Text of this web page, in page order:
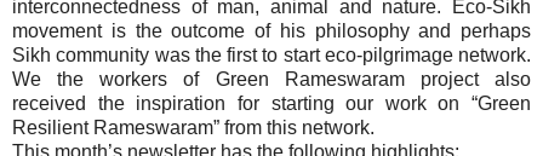
interconnectedness of man, animal and nature. Eco-Sikh
movement is the outcome of his philosophy and perhaps
Sikh community was the first to start eco-pilgrimage network.
We the workers of Green Rameswaram project also
received the inspiration for starting our work on “Green
Resilient Rameswaram” from this network.
This month’s newsletter has the following highlights: